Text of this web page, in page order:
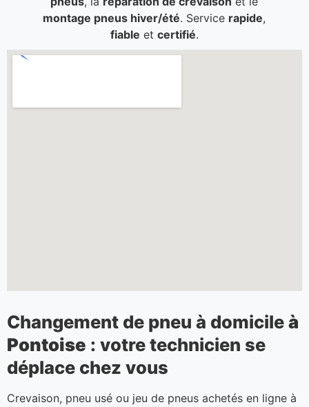
montage pneus hiver/été. Service rapide,
fiable et certifié.
Changement de pneu à domicileà
Pontoise : votre technicien se
déplace chez vous
Crevaison, pneu usé ou jeu de pneus achetés en ligne à